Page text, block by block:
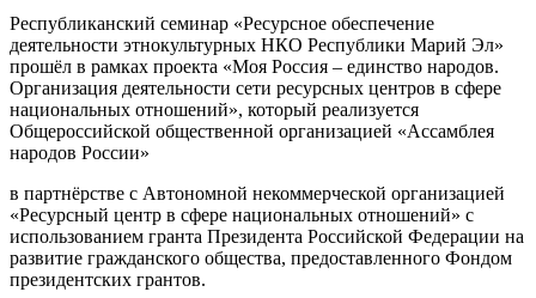
Республиканский семинар «Ресурсное обеспечение
деятельности этнокультурных НКО Республики Марий Эл»
прошёл в рамках проекта «Моя Россия – единство народов.
Организация деятельности сети ресурсных центров в сфере
национальных отношений», который реализуется
Общероссийской общественной организацией «Ассамблея
народов России»
в партнёрстве с Автономной некоммерческой организацией
«Ресурсный центр в сфере национальных отношений» с
использованием гранта Президента Российской Федерации на
развитие гражданского общества, предоставленного Фондом
президентских грантов.